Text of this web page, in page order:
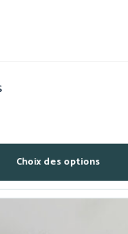
Choix des options